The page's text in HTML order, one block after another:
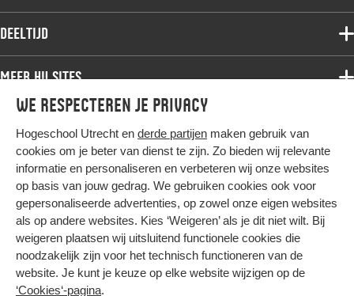
We respecteren je privacy
Hogeschool Utrecht en derde partijen maken gebruik van
cookies om je beter van dienst te zijn. Zo bieden wij relevante
informatie en personaliseren en verbeteren wij onze websites
op basis van jouw gedrag. We gebruiken cookies ook voor
gepersonaliseerde advertenties, op zowel onze eigen websites
als op andere websites. Kies ‘Weigeren’ als je dit niet wilt. Bij
weigeren plaatsen wij uitsluitend functionele cookies die
noodzakelijk zijn voor het technisch functioneren van de
website. Je kunt je keuze op elke website wijzigen op de
‘Cookies‘-pagina.
Onderzoek
Werken bij de HU
Contact
Associate degree
Master
Studiekeuze voltijd
Deeltijd
Associate degree
Bachelor
Master
Post-master
Studiekeuze deeltijd
Meer HU sites
HU International
HU Bibliotheek
HU Ontwikkelt
Duurzame HU
Intranet
Trajectum
Hier komt alles samen
Colofon
Privacy
Cookies